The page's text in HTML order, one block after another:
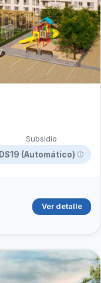
Subsidio
DS19 (Automático) ⓘ
Ver detalle